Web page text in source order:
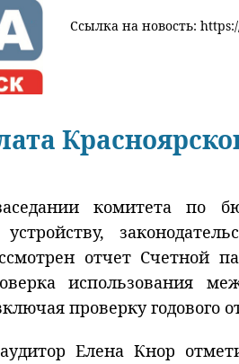
Ссылка на новость:
комитета по
устройству,
отчет Счетной
использования
проверку годового
Елена Кнор